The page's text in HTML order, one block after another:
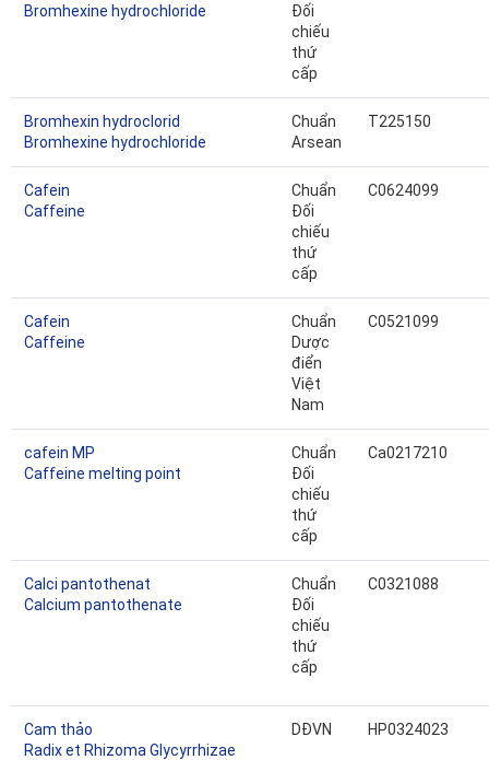
Bromhexine hydrochloride
Đối
chiếu
thứ
cấp
Bromhexin hydroclorid
Bromhexine hydrochloride
Chuẩn
Arsean
T225150
Cafein
Caffeine
Chuẩn
Đối
chiếu
thứ
cấp
C0624099
Cafein
Caffeine
Chuẩn
Dược
điển
Việt
Nam
C0521099
cafein MP
Caffeine melting point
Chuẩn
Đối
chiếu
thứ
cấp
Ca0217210
Calci pantothenat
Calcium pantothenate
Chuẩn
Đối
chiếu
thứ
cấp
C0321088
Cam thảo
Radix et Rhizoma Glycyrrhizae
DĐVN HP0324023